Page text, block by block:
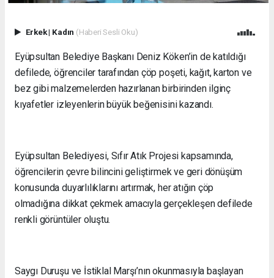
Erkek| Kadın (Haberi Sesli Oku)
Eyüpsultan Belediye Başkanı Deniz Köken’in de katıldığı
defilede, öğrenciler tarafından çöp poşeti, kağıt, karton ve
bez gibi malzemelerden hazırlanan birbirinden ilginç
kıyafetler izleyenlerin büyük beğenisini kazandı.
Eyüpsultan Belediyesi, Sıfır Atık Projesi kapsamında,
öğrencilerin çevre bilincini geliştirmek ve geri dönüşüm
konusunda duyarlılıklarını artırmak, her atığın çöp
olmadığına dikkat çekmek amacıyla gerçekleşen defilede
renkli görüntüler oluştu.
Saygı Duruşu ve İstiklal Marşı’nın okunmasıyla başlayan